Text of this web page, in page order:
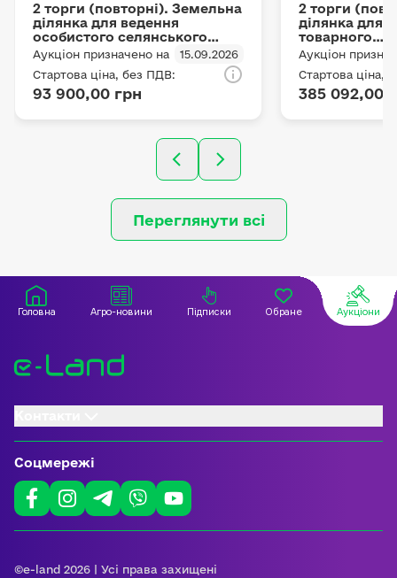
2 торги (повторні). Земельна
ділянка для ведення
особистого селянського
господарства, площею 1.5 га
кадастровий номер
5124584900:01:002:0737
Аукціон призначено на
15.09.2026
Стартова ціна, без ПДВ:
93 900,00 грн
2 торги
ділянка для
товарного
га
Аукціон
Стартова ціна,
385 092,00
Переглянути всі
Головна Агро-новини Підписки Обране Аукціони
Соцмережі
©e-land 2026 | Усі права захищені